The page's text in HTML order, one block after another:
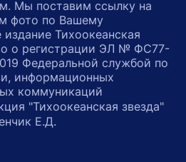
Мы поставим ссылку на
фото по Вашему
Тихоокеанская
о регистрации ЭЛ № ФС77-
Федеральной службой по
информационных
коммуникаций
"Тихоокеанская звезда"
Е.Д.